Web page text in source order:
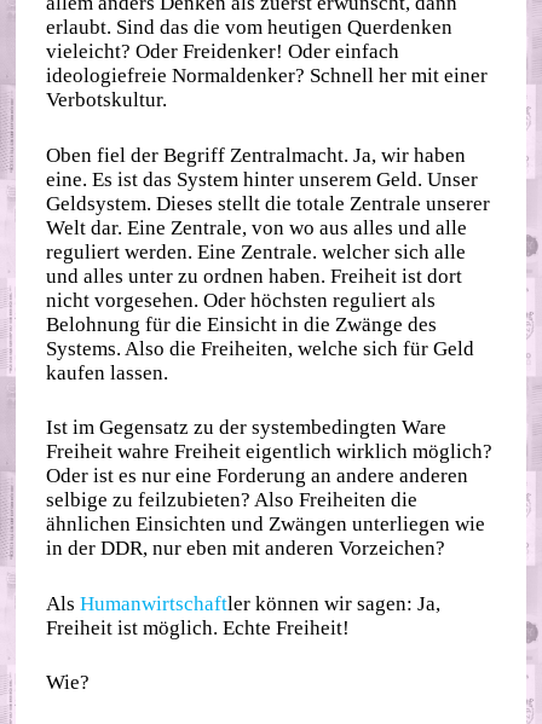
erlaubt. Sind das die vom heutigen Querdenken
vieleicht? Oder Freidenker! Oder einfach
ideologiefreie Normaldenker? Schnell her mit einer
Verbotskultur.
Oben fiel der Begriff Zentralmacht. Ja, wir haben
eine. Es ist das System hinter unserem Geld. Unser
Geldsystem. Dieses stellt die totale Zentrale unserer
Welt dar. Eine Zentrale, von wo aus alles und alle
reguliert werden. Eine Zentrale. welcher sich alle
und alles unter zu ordnen haben. Freiheit ist dort
nicht vorgesehen. Oder höchsten reguliert als
Belohnung für die Einsicht in die Zwänge des
Systems. Also die Freiheiten, welche sich für Geld
kaufen lassen.
Ist im Gegensatz zu der systembedingten Ware
Freiheit wahre Freiheit eigentlich wirklich möglich?
Oder ist es nur eine Forderung an andere anderen
selbige zu feilzubieten? Also Freiheiten die
ähnlichen Einsichten und Zwängen unterliegen wie
in der DDR, nur eben mit anderen Vorzeichen?
AlsHumanwirtschaftler können wir sagen: Ja,
Freiheit ist möglich. Echte Freiheit!
Wie?